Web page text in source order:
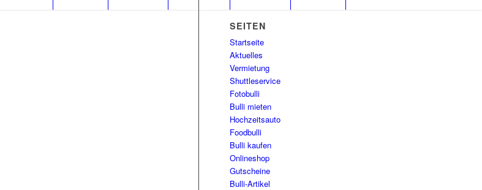
SEITEN
Startseite
Aktuelles
Vermietung
Shuttleservice
Fotobulli
Bulli mieten
Hochzeitsauto
Foodbulli
Bulli kaufen
Onlineshop
Gutscheine
Bulli-Artikel